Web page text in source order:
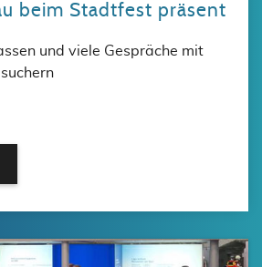
beim Stadtfest präsent
und viele Gespräche mit